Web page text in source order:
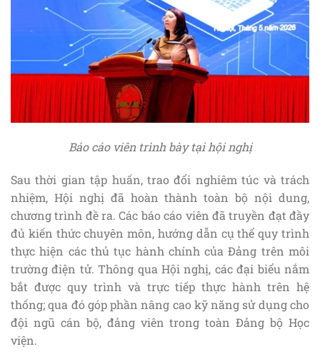
Báo cáo viên trình bày tại hội nghị
Sau thời gian tập huấn, trao đổi nghiêm túc và trách
nhiệm, Hội nghị đã hoàn thành toàn bộ nội dung,
chương trình đề ra. Các báo cáo viên đã truyền đạt đầy
đủ kiến thức chuyên môn, hướng dẫn cụ thể quy trình
thực hiện các thủ tục hành chính của Đảng trên môi
trường điện tử. Thông qua Hội nghị, các đại biểu nắm
bắt được quy trình và trực tiếp thực hành trên hệ
thống; qua đó góp phần nâng cao kỹ năng sử dụng cho
đội ngũ cán bộ, đảng viên trong toàn Đảng bộ Học
viện.